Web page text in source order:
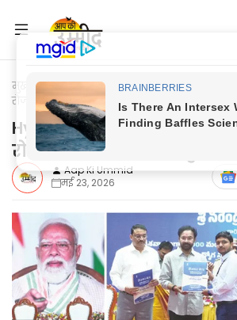
मुख्यपृष्ठ Hyderabad News
Hyderabad
रोजगार मेले का किया शुभारम्भ
Hyderabad News:
रोजगार मेले का किया शुभारम्भ
Aap Ki Ummid
मई 23, 2026